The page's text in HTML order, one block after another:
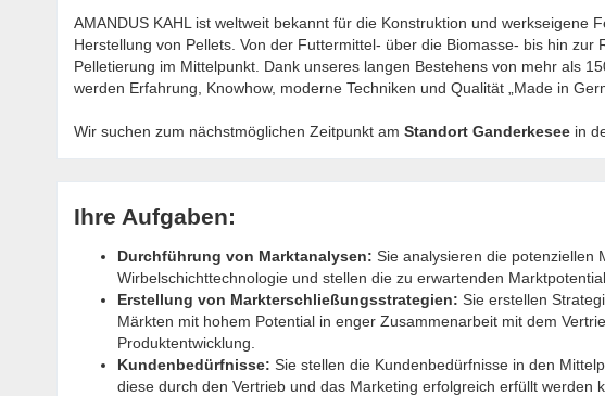
AMANDUS KAHL ist weltweit bekannt für die Konstruktion und werkseigene
Herstellung von Pellets. Von der Futtermittel- über die Biomasse- bis hin zur
Pelletierung im Mittelpunkt. Dank unseres langen Bestehens von mehr als
werden Erfahrung, Knowhow, moderne Techniken und Qualität „Made in
Wir suchen zum nächstmöglichen Zeitpunkt am Standort Ganderkesee in
Ihre Aufgaben:
Durchführung von Marktanalysen: Sie analysieren die potenziellen
Wirbelschichttechnologie und stellen die zu erwartenden
Erstellung von Markterschließungsstrategien: Sie erstellen
Märkten mit hohem Potential in enger Zusammenarbeit mit dem
Produktentwicklung.
Kundenbedürfnisse: Sie stellen die Kundenbedürfnisse in den
diese durch den Vertrieb und das Marketing erfolgreich erfüllt werden